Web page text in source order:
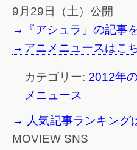
9月29日（土）公開
→『アシュラ』の記事
→アニメニュースはこ
カテゴリー: 2012年
メニュース
→ 人気記事ランキング
MOVIEW SNS